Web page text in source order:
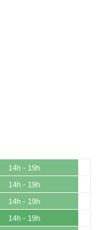
14h - 19h
14h - 19h
14h - 19h
14h - 19h